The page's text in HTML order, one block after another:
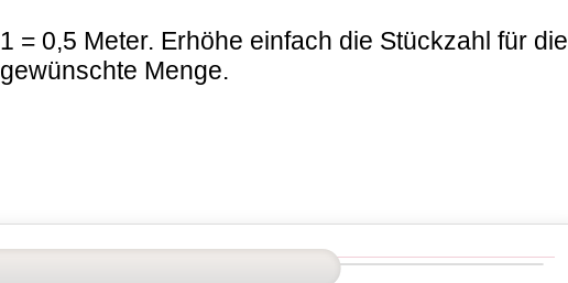
1 = 0,5 Meter. Erhöhe einfach die Stückzahl für die
gewünschte Menge.